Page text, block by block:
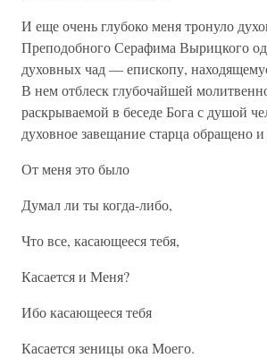
И еще очень глубоко меня тронуло
Преподобного Серафима Вырицкого
духовных чад — епископу,
В нем отблеск глубочайшей
раскрываемой в беседе Бога с душой
духовное завещание старца обращено
От меня это было
Думал ли ты когда-либо,
Что все, касающееся тебя,
Касается и Меня?
Ибо касающееся тебя
Касается зеницы ока Моего.